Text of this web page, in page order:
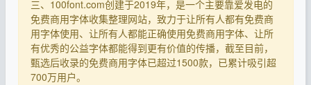
三、100font.com创建于2019年，是一个主要靠爱发电的
免费商用字体收集整理网站，致力于让所有人都有免费商
用字体使用、让所有人都能正确使用免费商用字体、让所
有优秀的公益字体都能得到更有价值的传播，截至目前，
甄选后收录的免费商用字体已超过1500款，已累计吸引超
700万用户。